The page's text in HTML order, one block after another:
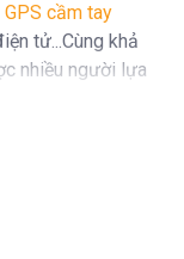
cầm tay
tử...Cùng khả
nhiều người lựa